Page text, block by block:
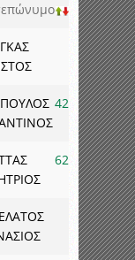
42
62